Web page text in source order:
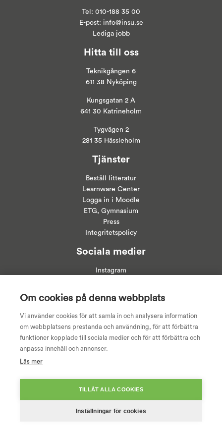
Tel: 010-188 35 00
E-post: info@insu.se
Lediga jobb
Hitta till oss
Teknikgången 6
611 38 Nyköping
Kungsgatan 2 A
641 30 Katrineholm
Tygvägen 2
281 35 Hässleholm
Tjänster
Beställ litteratur
Learnware Center
Logga in i Moodle
ETG, Gymnasium
Press
Integritetspolicy
Sociala medier
Instagram
Youtube
Om cookies på denna webbplats
Vi använder cookies för att samla in och analysera information
om webbplatsens prestanda och användning, för att förbättra
funktioner kopplade till sociala medier och för att förbättra och
anpassa innehåll och annonser.
Läs mer
TILLÅT ALLA COOKIES
Inställningar för cookies